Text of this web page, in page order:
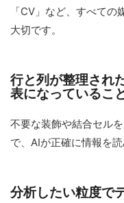
「CV」など、すべて
大切です。
行と列が整理され
表になっているこ
不要な装飾や結合セル
で、AIが正確に情報を
分析したい粒度で